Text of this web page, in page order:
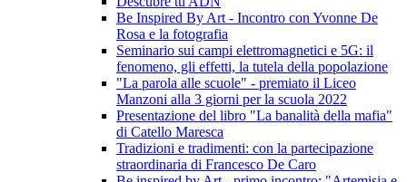
Be Inspired By Art - Incontro con Yvonne De
Rosa e la fotografia
Seminario sui campi elettromagnetici e 5G: il
fenomeno, gli effetti, la tutela della popolazione
"La parola alle scuole" - premiato il Liceo
Manzoni alla 3 giorni per la scuola 2022
Presentazione del libro "La banalità della mafia"
di Catello Maresca
Tradizioni e tradimenti: con la partecipazione
straordinaria di Francesco De Caro